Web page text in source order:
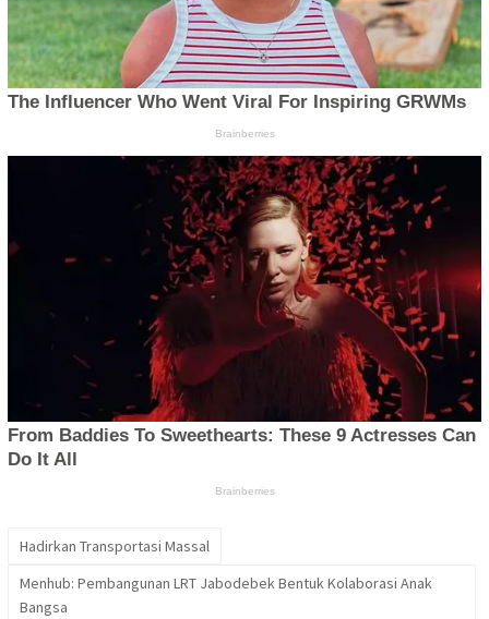
Hadirkan Transportasi Massal
Menhub: Pembangunan LRT Jabodebek Bentuk Kolaborasi Anak
Bangsa